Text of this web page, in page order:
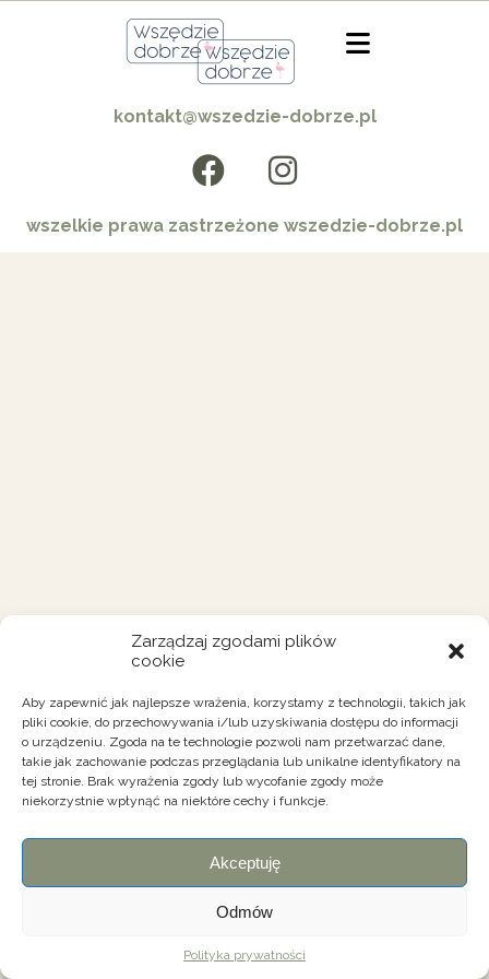
Zarządzaj zgodami plików
cookie
Aby zapewnić jak najlepsze wrażenia, korzystamy z technologii, takich jak
pliki cookie, do przechowywania i/lub uzyskiwania dostępu do informacji
o urządzeniu. Zgoda na te technologie pozwoli nam przetwarzać dane,
takie jak zachowanie podczas przeglądania lub unikalne identyfikatory na
tej stronie. Brak wyrażenia zgody lub wycofanie zgody może
niekorzystnie wpłynąć na niektóre cechy i funkcje.
Akceptuję
Odmów
Polityka prywatności
kontakt@wszedzie-dobrze.pl
wszelkie prawa zastrzeżone wszedzie-dobrze.pl